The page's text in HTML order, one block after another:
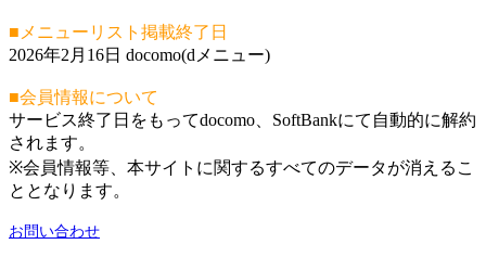
■メニューリスト掲載終了日
2026年2月16日 docomo(dメニュー)
■会員情報について
サービス終了日をもってdocomo、SoftBankにて自動的に解約
されます。
※会員情報等、本サイトに関するすべてのデータが消えるこ
ととなります。
お問い合わせ